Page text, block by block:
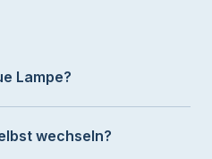
Lampe?
wechseln?